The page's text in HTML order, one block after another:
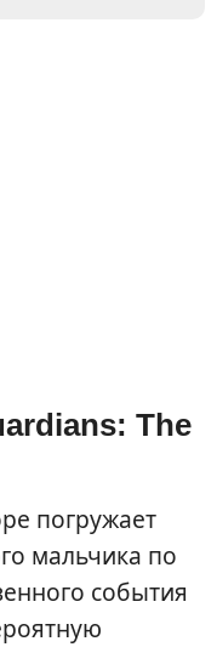
The
погружает
мальчика по
события